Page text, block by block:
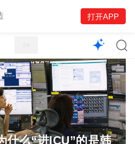
打开APP
什么“进ICU”的是韩